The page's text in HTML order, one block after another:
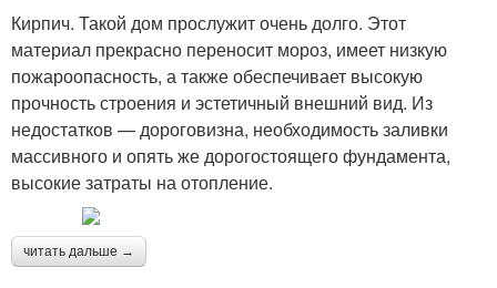
Кирпич. Такой дом прослужит очень долго. Этот
материал прекрасно переносит мороз, имеет низкую
пожароопасность, а также обеспечивает высокую
прочность строения и эстетичный внешний вид. Из
недостатков — дороговизна, необходимость заливки
массивного и опять же дорогостоящего фундамента,
высокие затраты на отопление.
читать дальше →